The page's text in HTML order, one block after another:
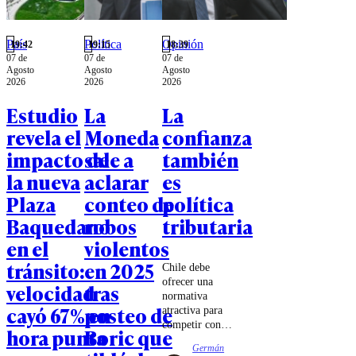
País
19:42
07 de
Agosto
2026
Estudio
revela el
impacto de
la nueva
Plaza
Baquedano
en el
tránsito:
velocidad
cayó 67% en
hora punta
Política
19:15
07 de
Agosto
2026
La
Moneda
sale a
aclarar
conteo de
robos
violentos
en 2025
tras
posteo de
Boric que
Opinión
18:39
07 de
Agosto
2026
La
confianza
también
es
política
tributaria
Chile debe
ofrecer una
normativa
atractiva para
competir con
los mecanismos
de estabilidad e
Germán